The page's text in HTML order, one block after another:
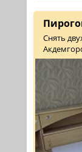
Снять